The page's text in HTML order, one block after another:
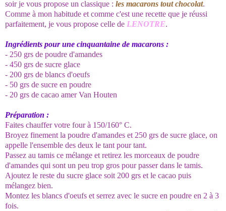
soir je vous propose un classique : les macarons tout chocolat.
Comme à mon habitude et comme c'est une recette que je réussi
parfaitement, je vous propose celle de LENOTRE.
Ingrédients pour une cinquantaine de macarons :
- 250 grs de poudre d'amandes
- 450 grs de sucre glace
- 200 grs de blancs d'oeufs
- 50 grs de sucre en poudre
- 20 grs de cacao amer Van Houten
Préparation :
Faites chauffer votre four à 150/160° C.
Broyez finement la poudre d'amandes et 250 grs de sucre glace, on
appelle l'ensemble des deux le tant pour tant.
Passez au tamis ce mélange et retirez les morceaux de poudre
d'amandes qui sont un peu trop gros pour passer dans le tamis.
Ajoutez le reste du sucre glace soit 200 grs et le cacao puis
mélangez bien.
Montez les blancs d'oeufs et serrez avec le sucre en poudre en 2 à 3
fois.